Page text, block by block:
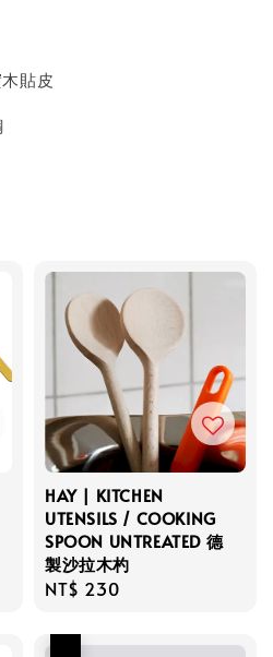
貼皮
HAY | KITCHEN
UTENSILS / COOKING
SPOON UNTREATED 德
製沙拉木杓
Regular
NT$ 230